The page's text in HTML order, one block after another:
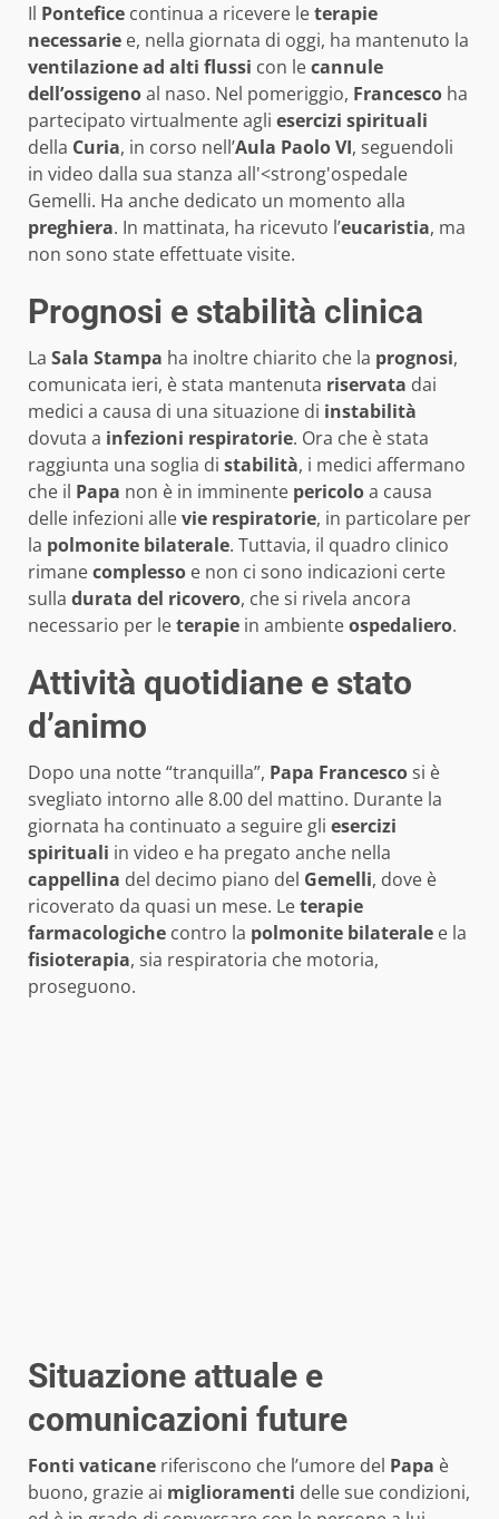
Il Pontefice continua a ricevere leterapie
necessarie e, nella giornata di oggi, ha mantenuto la
ventilazione ad alti flussi con lecannule
dell’ossigenoal naso. Nel pomeriggio, Francesco ha
partecipato virtualmente agli esercizi spirituali
della Curia, in corso nell’Aula Paolo VI, seguendoli
in video dalla sua stanza all'<strong'ospedale
Gemelli. Ha anche dedicato un momento alla
preghiera. In mattinata, ha ricevuto l’eucaristia, ma
non sono state effettuate visite.
Prognosi e stabilità clinica
La Sala Stampa ha inoltre chiarito che la prognosi,
comunicata ieri, è stata mantenuta riservata dai
medici a causa di una situazione di instabilità
dovuta a infezioni respiratorie. Ora che è stata
raggiunta una soglia di stabilità, i medici affermano
che il Papa non è in imminente pericoloa causa
delle infezioni allevie respiratorie, in particolare per
la polmonite bilaterale. Tuttavia, il quadro clinico
rimanecomplesso e non ci sono indicazioni certe
sulla durata del ricovero, che si rivela ancora
necessario per leterapie in ambienteospedaliero.
Attività quotidiane e stato
d’animo
Dopo una notte “tranquilla”, Papa Francescosi è
svegliato intorno alle 8.00 del mattino. Durante la
giornata ha continuato a seguire gli esercizi
spirituali in video e ha pregato anche nella
cappellina del decimo piano del Gemelli, dove è
ricoverato da quasi un mese. Leterapie
farmacologiche contro la polmonite bilaterale e la
fisioterapia, sia respiratoria che motoria,
proseguono.
Situazione attuale e
comunicazioni future
Fonti vaticane riferiscono che l’umore del Papa è
buono, grazie ai miglioramenti delle sue condizioni,